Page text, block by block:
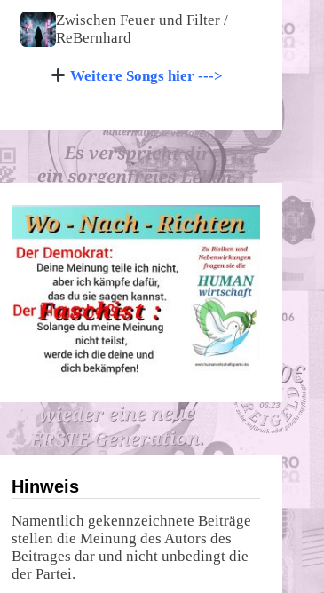
Zwischen Feuer und Filter /
ReBernhard
Weitere Songs hier --->
Hinweis
Namentlich gekennzeichnete Beiträge
stellen die Meinung des Autors des
Beitrages dar und nicht unbedingt die
der Partei.